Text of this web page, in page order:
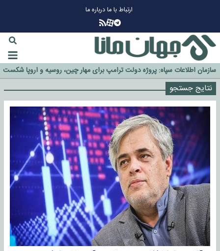
ارتباط با مادرباره ما
گزینه جدایی اوسمار روی میز مدیران پرسپولیس
آیا رئیس جمهور آمریکا قانون را دور می‌زند؟
اخراج رسمی چهره نامدار از پرسپولیس
سازمان اطلاعات سپاه: پروژه دولت ترامپ برای مهار چین، روسیه و اروپا شکست
خورد
نتایج جستجو